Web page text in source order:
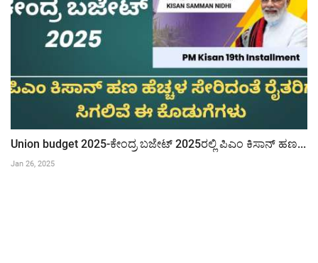
Union budget 2025-ಕೇಂದ್ರ ಬಜೇಟ್ 2025ರಲ್ಲಿ ಪಿಎಂ ಕಿಸಾನ್ ಹಣ...
Jan 26, 2025